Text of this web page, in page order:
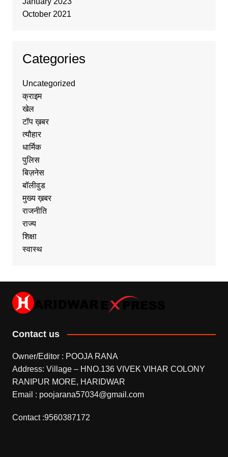
October 2021
Categories
Uncategorized
क्राइम
खेल
टॉप ख़बर
त्यौहार
धार्मिक
पुलिस
बिज़नेस
बॉलीवुड
मुख्य ख़बर
राजनीति
राज्य
शिक्षा
स्वास्थ
Contact us
Owner/Editor : POOJA RANA
Address: Village – HNO.136 VIVEK VIHAR COLONY
RANIPUR MORE, HARIDWAR
Email : poojarana57034@gmail.com
Contact :9560387172